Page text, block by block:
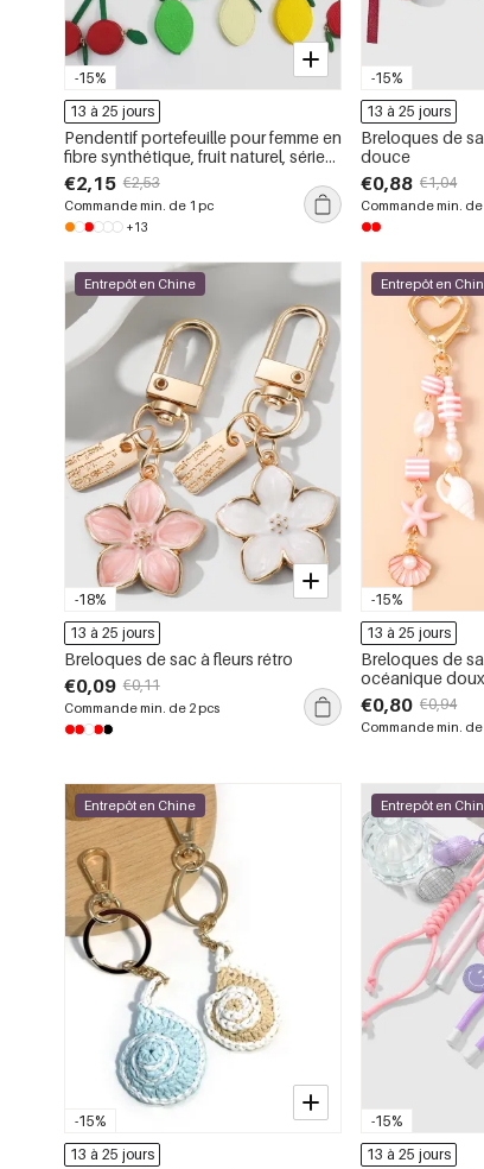
-15%
13 à 25 jours
Pendentif portefeuille pour femme en
fibre synthétique, fruit naturel, série
Vivid, 1 pièce
€2,15 €2,53
Commande min. de 1 pc
+13
-15%
13 à 25 jours
Breloques de
douce
€0,88 €1,04
Commande min. de
-18%
Entrepôt en Chine
13 à 25 jours
Breloques de sac à fleurs rétro
€0,09 €0,11
Commande min. de 2 pcs
-15%
Entrepôt en
13 à 25 jours
Breloques de
océanique
de coquillages
mer, collection
€0,80 €0,94
Commande min. de
-15%
Entrepôt en Chine
13 à 25 jours
-15%
Entrepôt en
13 à 25 jours